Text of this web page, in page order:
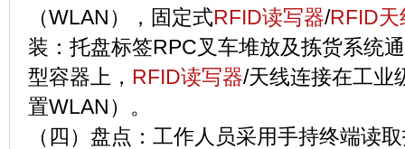
（WLAN），固定式RFID读写器/RFID天
装：托盘标签RPC叉车堆放及拣货系统
型容器上， RFID读写器/天线连接在工业
置WLAN）。
（四）盘点：工作人员采用手持终端读